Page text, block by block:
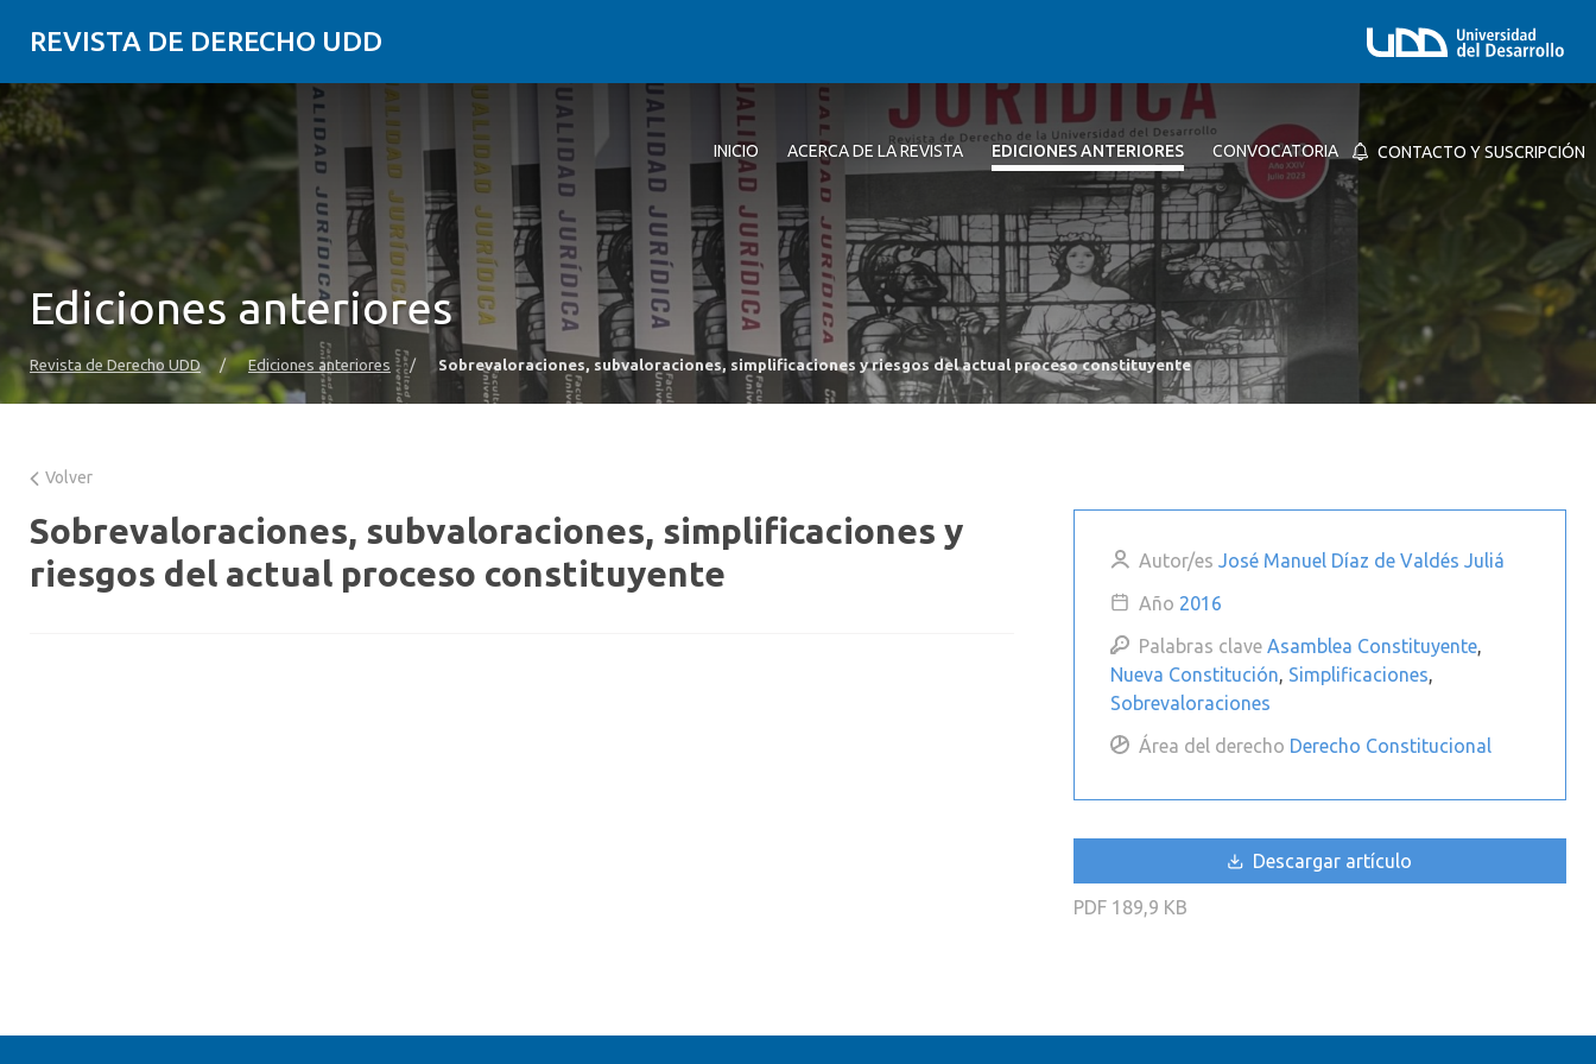
REVISTA DE DERECHO UDD
INICIO ACERCA DE LA REVISTA EDICIONES ANTERIORES CONVOCATORIA CONTACTO Y SUSCRIPCIÓN
Ediciones anteriores
Revista de Derecho UDD / Ediciones anteriores / Sobrevaloraciones, subvaloraciones, simplificaciones y riesgos del actual proceso constituyente
Volver
Sobrevaloraciones, subvaloraciones, simplificaciones y
riesgos del actual proceso constituyente
Autor/es José Manuel Díaz de Valdés Juliá
Año 2016
Palabras clave Asamblea Constituyente,
Nueva Constitución Simplificaciones
Sobrevaloraciones
Área del derecho Derecho Constitucional
Descargar artículo
PDF 189,9 KB